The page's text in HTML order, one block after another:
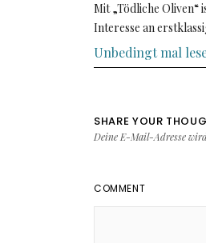
Mit „Tödliche Oliven“
Interesse an
Unbedingt mal
SHARE YOUR
Deine E-Mail-Adresse
COMMENT